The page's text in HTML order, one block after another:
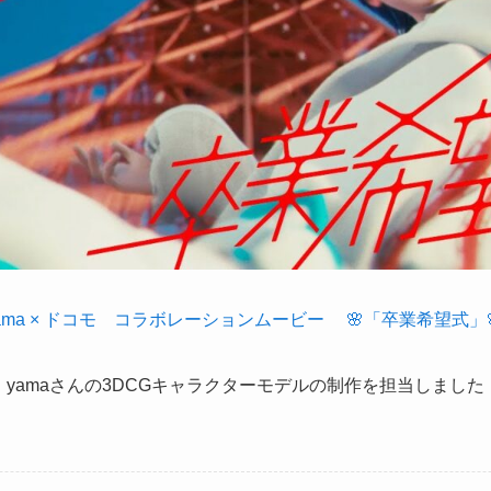
× ドコモ ⠀コラボレーションムービー ⠀ 🌸「卒業希望式
yamaさんの3DCGキャラクターモデルの制作を担当しました